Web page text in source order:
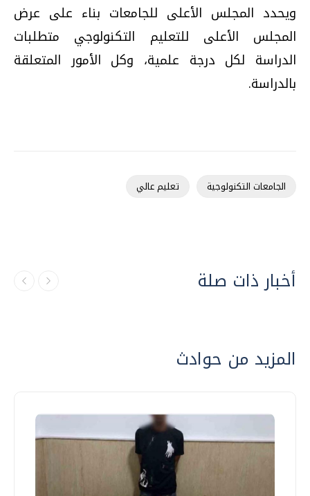
ويحدد المجلس الأعلى للجامعات بناء على عرض
المجلس الأعلى للتعليم التكنولوجي متطلبات
الدراسة لكل درجة علمية، وكل الأمور المتعلقة
بالدراسة.
الجامعات التكنولوجية تعليم عالي
أخبار ذات صلة
المزيد من حوادث